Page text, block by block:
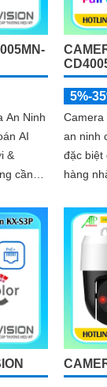
An Ninh
AI
&
5%-
Camera
an ninh
đặc biệt
hàng
động
2k 4